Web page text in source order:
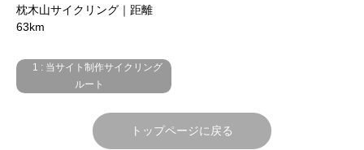
枕木山サイクリング｜距離
63km
1 : 当サイト制作サイクリング
ルート
トップページに戻る